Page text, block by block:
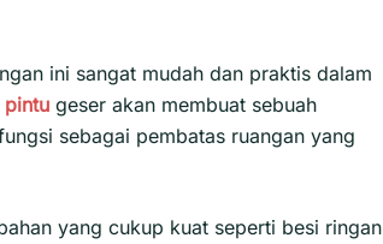
ini sangat mudah dan praktis dalam
pintu geser akan membuat sebuah
sebagai pembatas ruangan yang
yang cukup kuat seperti besi ringan